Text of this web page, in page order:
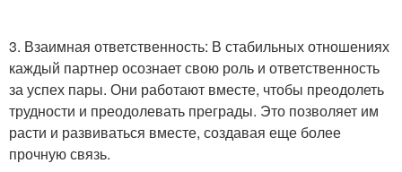
3. Взаимная ответственность: В стабильных отношениях
каждый партнер осознает свою роль и ответственность
за успех пары. Они работают вместе, чтобы преодолеть
трудности и преодолевать преграды. Это позволяет им
расти и развиваться вместе, создавая еще более
прочную связь.